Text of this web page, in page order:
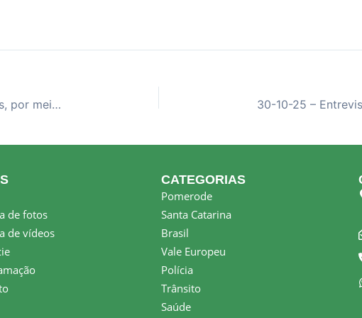
28-10-25 – Comunidade escolar escolhe diretores, por meio de Assembleias
de fotos
de vídeos
CATEGORIAS
Pomerode
Santa Catarina
Brasil
Vale Europeu
Polícia
Trânsito
Saúde